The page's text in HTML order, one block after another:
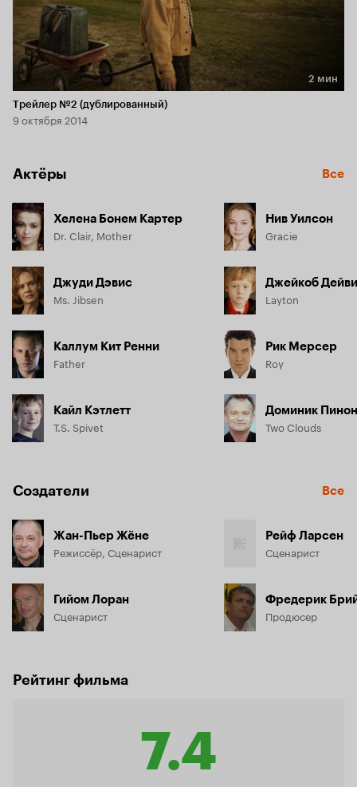
Длительность 2 мин
2 мин
Трейлер №2 (дублированный)
9 октября 2014
Актёры Все
Хелена Бонем Картер
Dr. Clair, Mother
Джуди Дэвис
Ms. Jibsen
Каллум Кит Ренни
Father
Кайл Кэтлетт
T.S. Spivet
Нив Уилсон
Gracie
Джейкоб
Layton
Рик Мерсер
Roy
Доминик Пинон
Two Clouds
Создатели Все
Жан-Пьер Жёне
Режиссёр, Сценарист
Гийом Лоран
Сценарист
Рейф Ларсен
Сценарист
Фредерик
Продюсер
Рейтинг фильма
7.4